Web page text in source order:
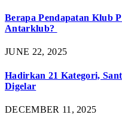
Berapa Pendapatan Klub
Antarklub?
JUNE 22, 2025
Hadirkan 21 Kategori,
Digelar
DECEMBER 11, 2025